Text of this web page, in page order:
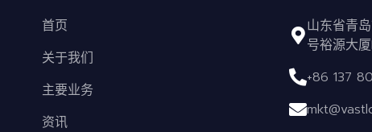
首页
关于我们
主要业务
资讯
山东省青
号裕源大
+86 137